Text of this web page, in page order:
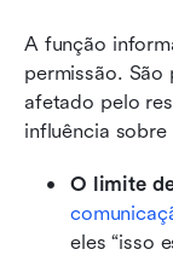
A função
permissão.
afetado pelo
influência
O limite
eles “isso